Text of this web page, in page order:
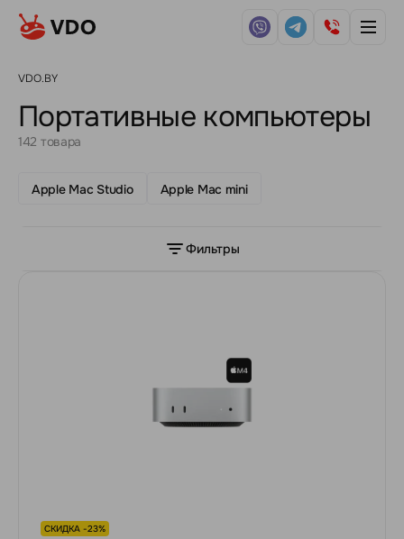
VDO.BY
Портативные компьютеры
142 товара
Apple Mac Studio Apple Mac mini
Фильтры
СКИДКА -23%